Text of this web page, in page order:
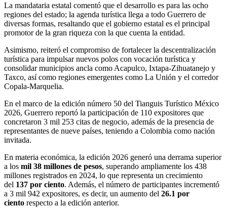
La mandataria estatal comentó que el desarrollo es para las ocho
regiones del estado; la agenda turística llega a todo Guerrero de
diversas formas, resaltando que el gobierno estatal es el principal
promotor de la gran riqueza con la que cuenta la entidad.
Asimismo, reiteró el compromiso de fortalecer la descentralización
turística para impulsar nuevos polos con vocación turística y
consolidar municipios ancla como Acapulco, Ixtapa-Zihuatanejo y
Taxco, así como regiones emergentes como La Unión y el corredor
Copala-Marquelia.
En el marco de la edición número 50 del Tianguis Turístico México
2026, Guerrero reportó la participación de 110 expositores que
concretaron 3 mil 253 citas de negocio, además de la presencia de
representantes de nueve países, teniendo a Colombia como nación
invitada.
En materia económica, la edición 2026 generó una derrama superior
a los mil 38 millones de pesos, superando ampliamente los 438
millones registrados en 2024, lo que representa un crecimiento
del 137 por ciento. Además, el número de participantes incrementó
a 3 mil 942 expositores, es decir, un aumento del 26.1 por
ciento respecto a la edición anterior.